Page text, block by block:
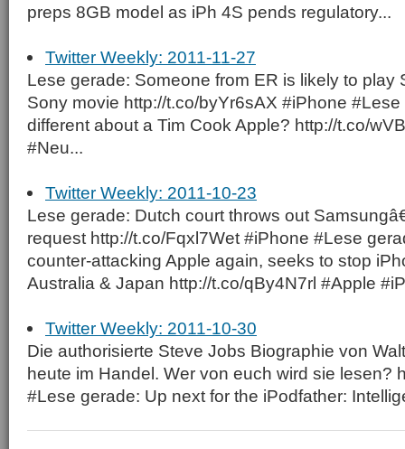
preps 8GB model as iPh 4S pends regulatory...
Twitter Weekly: 2011-11-27
Lese gerade: Someone from ER is likely to play
Sony movie http://t.co/byYr6sAX #iPhone
different about a Tim Cook Apple? http://t.co/
#Neu...
Twitter Weekly: 2011-10-23
Lese gerade: Dutch court throws out
request http://t.co/Fqxl7Wet #iPhone #Lese
counter-attacking Apple again, seeks to stop
Australia & Japan http://t.co/qBy4N7rl #Apple
Twitter Weekly: 2011-10-30
Die authorisierte Steve Jobs Biographie von
heute im Handel. Wer von euch wird sie lesen?
#Lese gerade: Up next for the iPodfather: